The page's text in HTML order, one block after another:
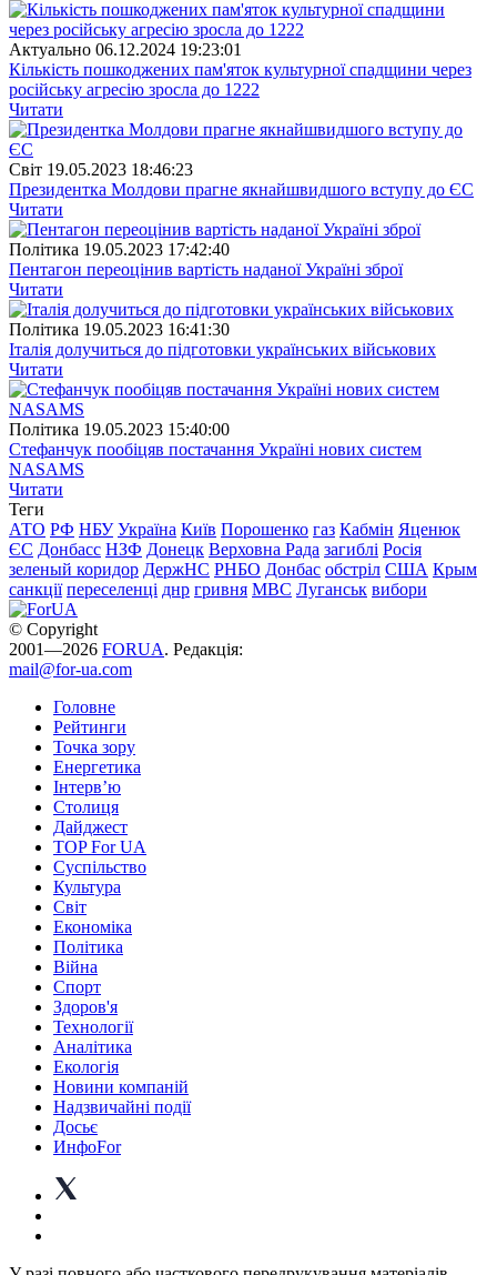
Актуально 06.12.2024 19:23:01
Кількість пошкоджених пам'яток культурної спадщини через
російську агресію зросла до 1222
Читати
Свiт 19.05.2023 18:46:23
Президентка Молдови прагне якнайшвидшого вступу до ЄС
Читати
Полiтика 19.05.2023 17:42:40
Пентагон переоцінив вартість наданої Україні зброї
Читати
Полiтика 19.05.2023 16:41:30
Італія долучиться до підготовки українських військових
Читати
Полiтика 19.05.2023 15:40:00
Стефанчук пообіцяв постачання Україні нових систем
NASAMS
Читати
Теги
АТО РФ НБУ Україна Київ Порошенко газ Кабмін Яценюк
ЄС Донбасс НЗФ Донецк Верховна Рада загиблі Росія
зеленый коридор ДержНС РНБО Донбас обстріл США Крым
санкції переселенці днр гривня МВС Луганськ вибори
© Copyright
2001—2026 FORUA. Редакція:
mail@for-ua.com
Головне
Рейтинги
Точка зору
Енергетика
Інтерв’ю
Столиця
Дайджест
TOP For UA
Суспiльство
Культура
Світ
Економіка
Політика
Війна
Спорт
Здоров'я
Технології
Аналітика
Екологія
Новини компаній
Надзвичайні події
Досьє
ИнфоFor